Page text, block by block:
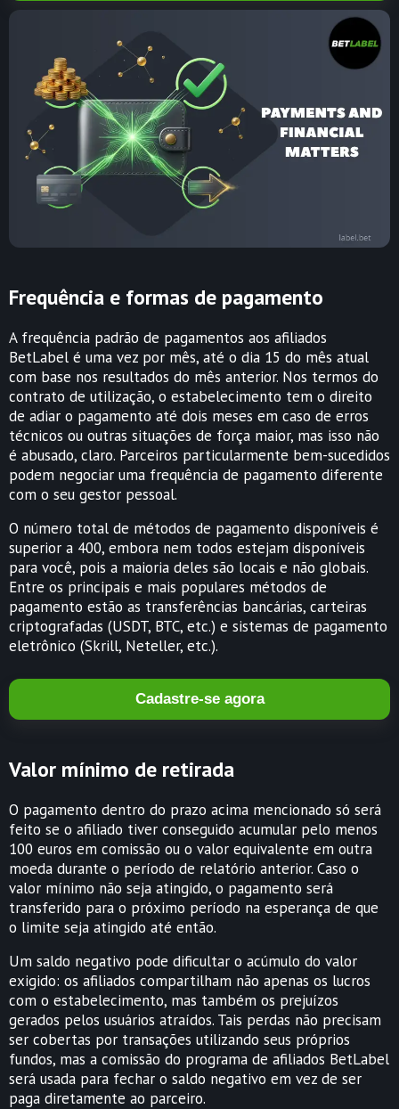
Frequência e formas de pagamento
A frequência padrão de pagamentos aos afiliados
BetLabel é uma vez por mês, até o dia 15 do mês atual
com base nos resultados do mês anterior. Nos termos do
contrato de utilização, o estabelecimento tem o direito
de adiar o pagamento até dois meses em caso de erros
técnicos ou outras situações de força maior, mas isso não
é abusado, claro. Parceiros particularmente bem-sucedidos
podem negociar uma frequência de pagamento diferente
com o seu gestor pessoal.
O número total de métodos de pagamento disponíveis é
superior a 400, embora nem todos estejam disponíveis
para você, pois a maioria deles são locais e não globais.
Entre os principais e mais populares métodos de
pagamento estão as transferências bancárias, carteiras
criptografadas (USDT, BTC, etc.) e sistemas de pagamento
eletrônico (Skrill, Neteller, etc.).
Cadastre-se agora
Valor mínimo de retirada
O pagamento dentro do prazo acima mencionado só será
feito se o afiliado tiver conseguido acumular pelo menos
100 euros em comissão ou o valor equivalente em outra
moeda durante o período de relatório anterior. Caso o
valor mínimo não seja atingido, o pagamento será
transferido para o próximo período na esperança de que
o limite seja atingido até então.
Um saldo negativo pode dificultar o acúmulo do valor
exigido: os afiliados compartilham não apenas os lucros
com o estabelecimento, mas também os prejuízos
gerados pelos usuários atraídos. Tais perdas não precisam
ser cobertas por transações utilizando seus próprios
fundos, mas a comissão do programa de afiliados BetLabel
será usada para fechar o saldo negativo em vez de ser
paga diretamente ao parceiro.